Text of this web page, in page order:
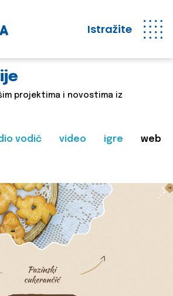
Istražite
projektima i novostima iz
vodič video igre web